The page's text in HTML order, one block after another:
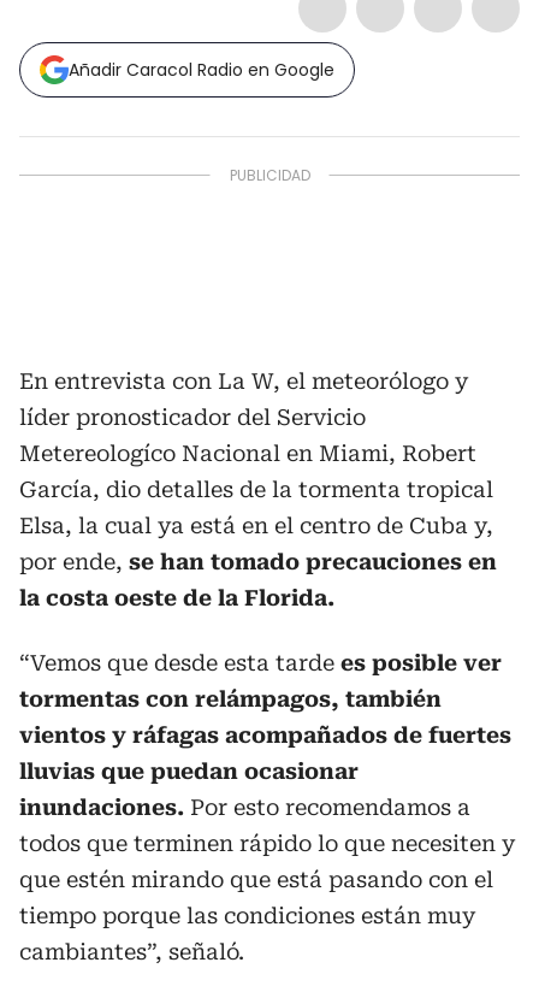
Añadir Caracol Radio en Google
En entrevista con La W, el meteorólogo y
líder pronosticador del Servicio
Metereologíco Nacional en Miami, Robert
García, dio detalles de la tormenta tropical
Elsa, la cual ya está en el centro de Cuba y,
por ende, se han tomado precauciones en
la costa oeste de la Florida.
“Vemos que desde esta tarde es posible ver
tormentas con relámpagos, también
vientos y ráfagas acompañados de fuertes
lluvias que puedan ocasionar
inundaciones. Por esto recomendamos a
todos que terminen rápido lo que necesiten y
que estén mirando que está pasando con el
tiempo porque las condiciones están muy
cambiantes”, señaló.